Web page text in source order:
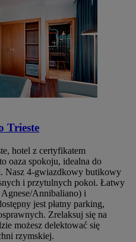
Trieste
hotel z certyfikatem
oaza spokoju, idealna do
Nasz 4-gwiazdkowy butikowy
i przytulnych pokoi. Łatwy
Annibaliano) i
jest płatny parking,
Zrelaksuj się na
możesz delektować się
rzymskiej.